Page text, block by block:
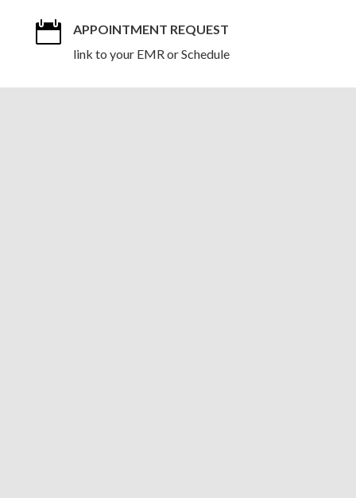

APPOINTMENT REQUEST
link to your EMR or Schedule